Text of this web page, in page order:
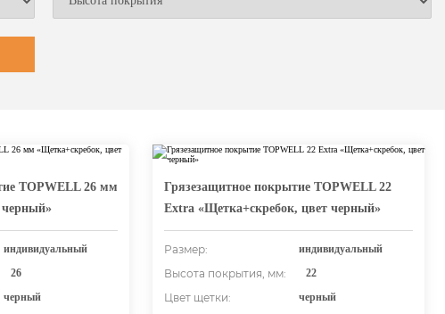
TOPWELL 26 мм
черный»
индивидуальный
26
черный
Грязезащитное покрытие TOPWELL 22
Extra «Щетка+скребок, цвет черный»
Размер: индивидуальный
Высота покрытия, мм: 22
Цвет щетки: черный